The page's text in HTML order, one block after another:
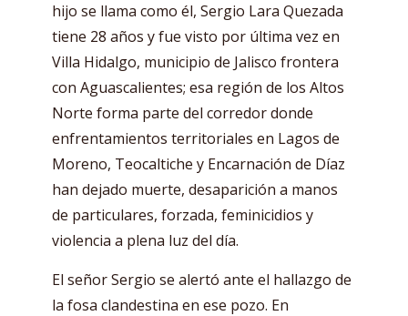
hijo se llama como él, Sergio Lara Quezada
tiene 28 años y fue visto por última vez en
Villa Hidalgo, municipio de Jalisco frontera
con Aguascalientes; esa región de los Altos
Norte forma parte del corredor donde
enfrentamientos territoriales en Lagos de
Moreno, Teocaltiche y Encarnación de Díaz
han dejado muerte, desaparición a manos
de particulares, forzada, feminicidios y
violencia a plena luz del día.
El señor Sergio se alertó ante el hallazgo de
la fosa clandestina en ese pozo. En